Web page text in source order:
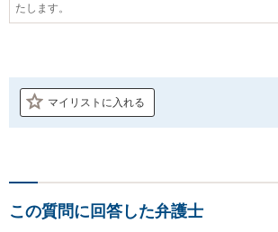
たします。
マイリストに入れる
この質問に回答した弁護士